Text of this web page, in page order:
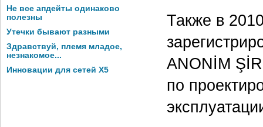
Не все апдейты одинаково
полезны
Утечки бывают разными
Здравствуй, племя младое,
незнакомое...
Инновации для сетей X5
Также в
ANONİM
по